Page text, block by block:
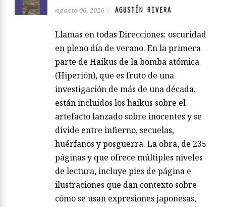
agosto 06, 2026 / AGUSTÍN RIVERA
Llamas en todas Direcciones: oscuridad
en pleno día de verano. En la primera
parte de Haikus de la bomba atómica
(Hiperión), que es fruto de una
investigación de más de una década,
están incluidos los haikus sobre el
artefacto lanzado sobre inocentes y se
divide entre infierno, secuelas,
huérfanos y posguerra. La obra, de 235
páginas y que ofrece múltiples niveles
de lectura, incluye pies de página e
ilustraciones que dan contexto sobre
cómo se usan expresiones japonesas,